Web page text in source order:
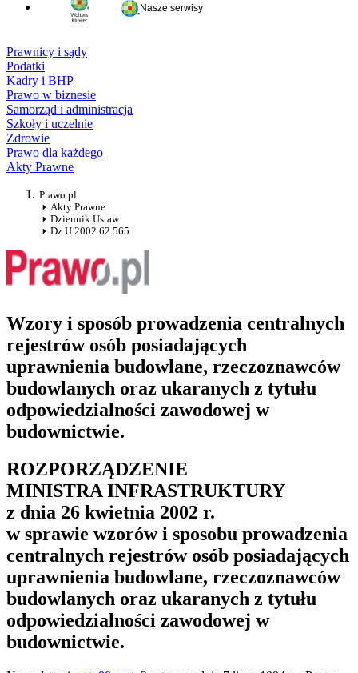
Nasze serwisy
Prawnicy i sądy
Podatki
Kadry i BHP
Prawo w biznesie
Samorząd i administracja
Szkoły i uczelnie
Zdrowie
Prawo dla każdego
Akty Prawne
Prawo.pl
Akty Prawne
Dziennik Ustaw
Dz.U.2002.62.565
Wzory i sposób prowadzenia centralnych
rejestrów osób posiadających
uprawnienia budowlane, rzeczoznawców
budowlanych oraz ukaranych z tytułu
odpowiedzialności zawodowej w
budownictwie.
ROZPORZĄDZENIE
MINISTRA INFRASTRUKTURY
z dnia 26 kwietnia 2002 r.
w sprawie wzorów i sposobu prowadzenia
centralnych rejestrów osób posiadających
uprawnienia budowlane, rzeczoznawców
budowlanych oraz ukaranych z tytułu
odpowiedzialności zawodowej w
budownictwie.